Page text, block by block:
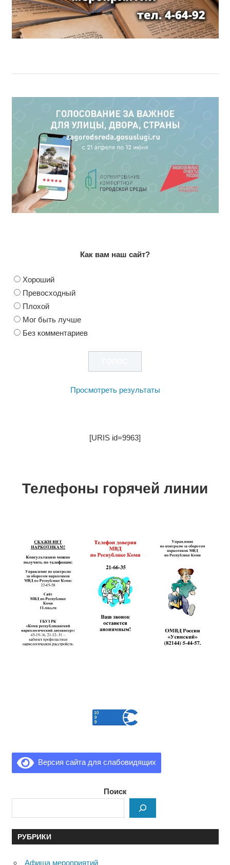
Как вам наш сайт?
Хороший
Превосходный
Плохой
Мог быть лучше
Без комментариев
Просмотреть результаты
[URIS id=9963]
Телефоны горячей линии
Версия сайта для слабовидящих
Поиск
РУБРИКИ
Афиша мероприятий